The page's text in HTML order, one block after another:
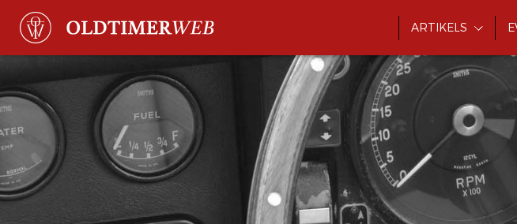
ARTIKELS